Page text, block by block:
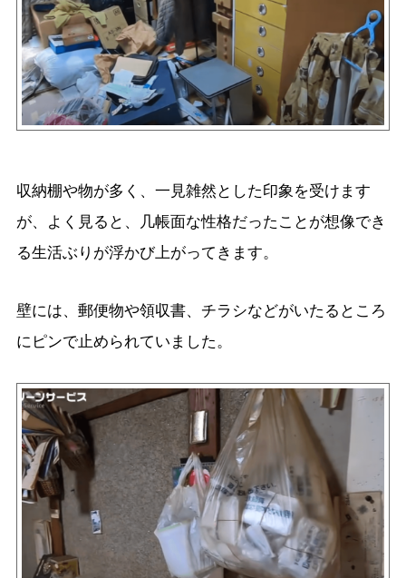
収納棚や物が多く、一見雑然とした印象を受けます
が、よく見ると、几帳面な性格だったことが想像でき
る生活ぶりが浮かび上がってきます。
壁には、郵便物や領収書、チラシなどがいたるところ
にピンで止められていました。